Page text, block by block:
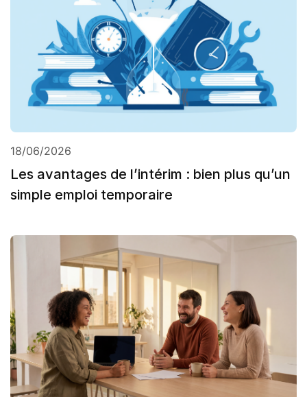
18/06/2026
Les avantages de l’intérim : bien plus qu’un
simple emploi temporaire